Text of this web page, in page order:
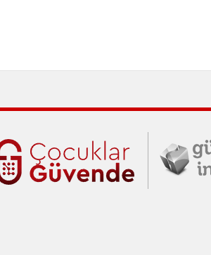
İletişim Merkezi
Çocuklar